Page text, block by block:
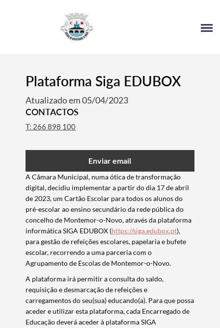
Plataforma Siga EDUBOX
Atualizado em 05/04/2023
CONTACTOS
T: 266 898 100
Enviar email
ACâmara Municipal, numa ótica de transformação
digital,decidiu implementar a partir dodia 17 de abril
de 2023,um Cartão Escolar para todos os alunos do
pré-escolar ao ensino secundárioda rede pública do
concelho de Montemor-o-Novo,através da plataforma
informáticaSIGA EDUBOX (https://siga.edubox.pt),
paragestão de refeições escolares, papelaria e bufete
escolar, recorrendoa uma parceria com o
Agrupamento de Escolas de Montemor-o-Novo.
A plataforma irá permitir a consulta do saldo,
requisição e desmarcação de refeições e
carregamentos do seu(sua) educando(a). Para que possa
aceder e utilizar esta plataforma, cada Encarregado de
Educação deverá aceder à plataforma SIGA